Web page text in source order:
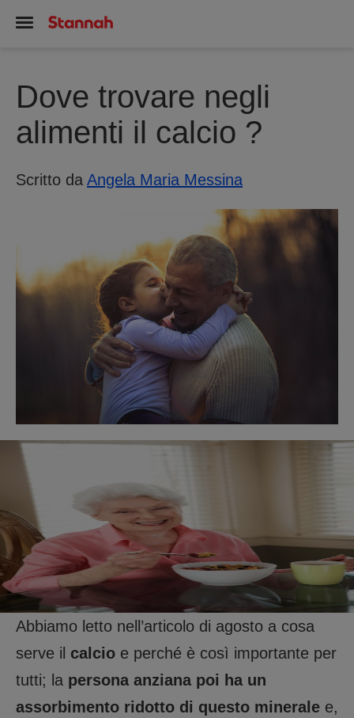
Dove trovare negli
alimenti il calcio ?
Scritto da Angela Maria Messina
Abbiamo letto nell’articolo di agosto a cosa
serve il calcio e perché è così importante per
tutti; la persona anziana poi ha un
assorbimento ridotto di questo minerale e,